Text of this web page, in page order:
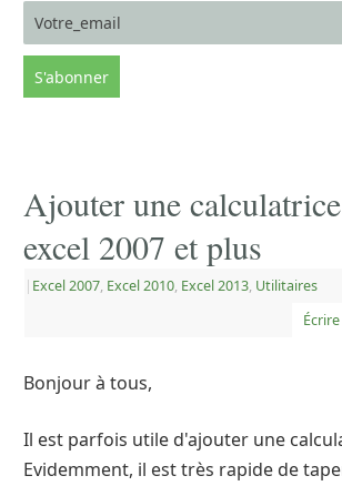
Ajouter une
excel 2007 et plus
Excel 2007, Excel 2010, Excel 2013, Utilitaires
Bonjour à tous,
Il est parfois utile d'ajouter une
Evidemment, il est très rapide de